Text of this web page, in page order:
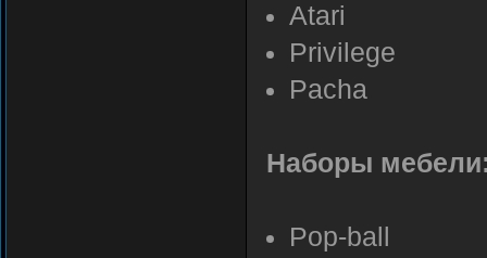
Atari
Privilege
Pacha
Наборы
Pop-ball